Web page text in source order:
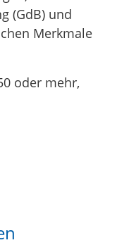
(GdB) und
Merkmale
oder mehr,